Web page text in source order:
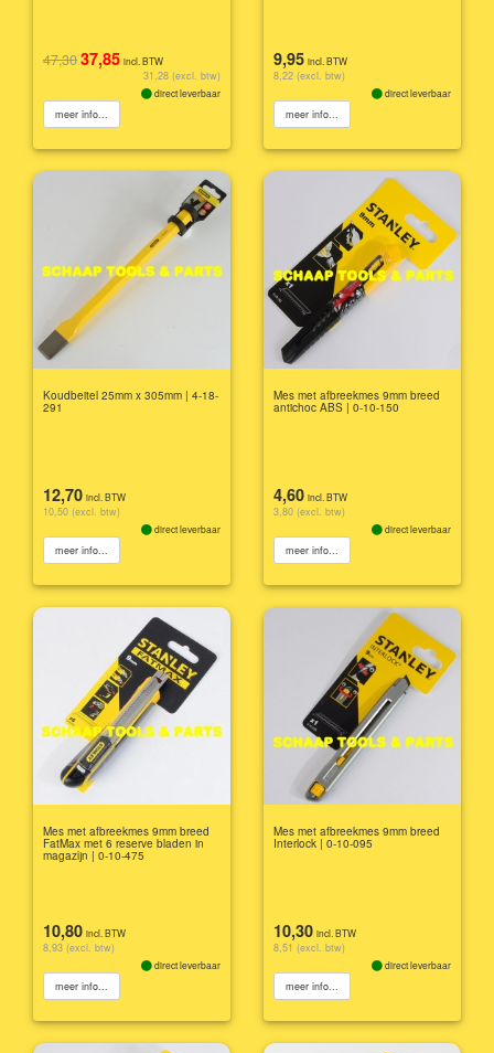
47,3037,85 incl. BTW
31,28 (excl. btw)
direct leverbaar
meer info...
9,95 incl. BTW
8,22 (excl. btw)
direct leverbaar
meer info...
Koudbeitel 25mm x 305mm | 4-18-
291
12,70 incl. BTW
10,50 (excl. btw)
direct leverbaar
meer info...
Mes met afbreekmes 9mm breed
antichoc ABS | 0-10-150
4,60 incl. BTW
3,80 (excl. btw)
direct leverbaar
meer info...
Mes met afbreekmes 9mm breed
FatMax met 6 reserve bladen in
magazijn | 0-10-475
10,80 incl. BTW
8,93 (excl. btw)
direct leverbaar
meer info...
Mes met afbreekmes 9mm breed
Interlock | 0-10-095
10,30 incl. BTW
8,51 (excl. btw)
direct leverbaar
meer info...